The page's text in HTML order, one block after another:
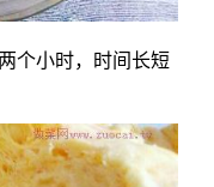
个小时，时间长短